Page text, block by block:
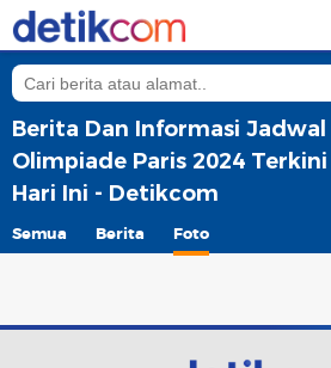
Berita Dan Informasi Jadwal
Olimpiade Paris 2024
Hari Ini - Detikcom
Semua Berita Foto